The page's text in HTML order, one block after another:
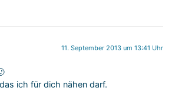
11. September 2013 um 13:41 Uhr
ich für dich nähen darf.